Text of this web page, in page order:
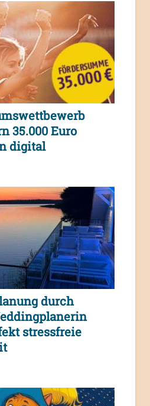
35.000 Euro
digital
durch
stressfreie